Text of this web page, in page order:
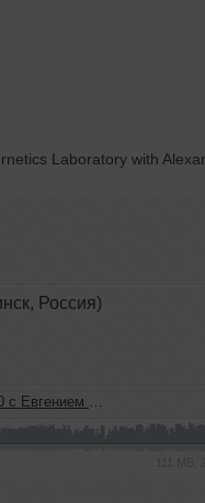
Laboratory with
Россия)
Киреевым (22.07.2026)